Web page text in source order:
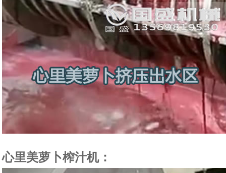
心里美萝卜榨汁机：